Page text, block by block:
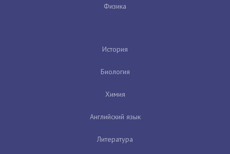
Физика
История
Биология
Химия
Английский язык
Литература